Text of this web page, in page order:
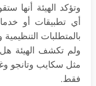
وتؤكد الهيئة أنها
أي تطبيقات أو
بالمتطلبات
ولم تكشف الهيئة
مثل سكايب وتانجو
فقط.